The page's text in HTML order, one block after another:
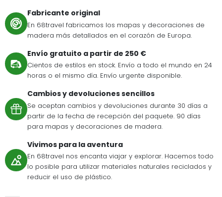
Fabricante original
En 68travel fabricamos los mapas y decoraciones de
madera más detallados en el corazón de Europa.
Envío gratuito a partir de 250 €
Cientos de estilos en stock. Envío a todo el mundo en 24
horas o el mismo día. Envío urgente disponible.
Cambios y devoluciones sencillos
Se aceptan cambios y devoluciones durante 30 días a
partir de la fecha de recepción del paquete. 90 días
para mapas y decoraciones de madera.
Vivimos para la aventura
En 68travel nos encanta viajar y explorar. Hacemos todo
lo posible para utilizar materiales naturales reciclados y
reducir el uso de plástico.